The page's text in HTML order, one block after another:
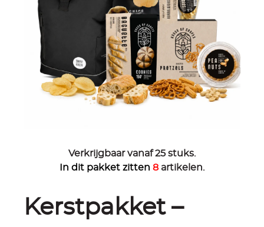
Kerstpakket –
Verkrijgbaar vanaf 25 stuks.
In dit pakket zitten 8 artikelen.